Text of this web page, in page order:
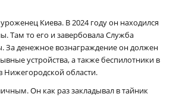
Киева. В 2024 году он находился
Там то его и завербовала Служба
За денежное вознаграждение он должен
устройства, а также беспилотники в
Нижегородской области.
Он как раз закладывал в тайник